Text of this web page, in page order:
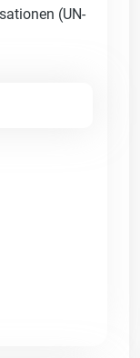
(UN-